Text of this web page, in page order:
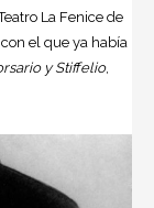
La Fenice de
, con el que ya había
y Stiffelio,